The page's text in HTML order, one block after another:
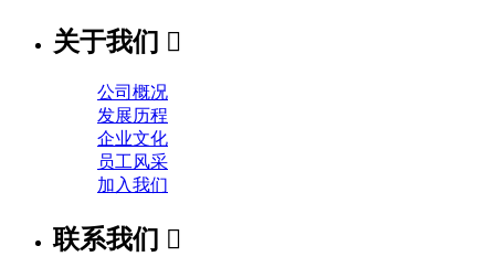
关于我们 
公司概况
发展历程
企业文化
员工风采
加入我们
联系我们 